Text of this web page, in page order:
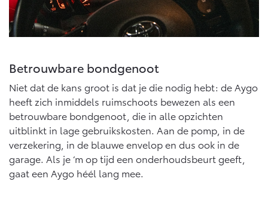
Betrouwbare bondgenoot
Niet dat de kans groot is dat je die nodig hebt: de Aygo
heeft zich inmiddels ruimschoots bewezen als een
betrouwbare bondgenoot, die in alle opzichten
uitblinkt in lage gebruikskosten. Aan de pomp, in de
verzekering, in de blauwe envelop en dus ook in de
garage. Als je ‘m op tijd een onderhoudsbeurt geeft,
gaat een Aygo héél lang mee.